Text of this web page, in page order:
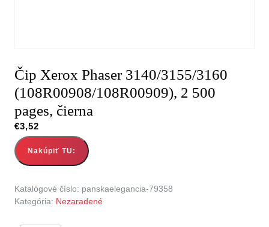
Čip Xerox Phaser 3140/3155/3160
(108R00908/108R00909), 2 500
pages, čierna
€3,52
Nakúpiť TU:
Katalógové číslo: panskaelegancia-79358
Kategória: Nezaradené